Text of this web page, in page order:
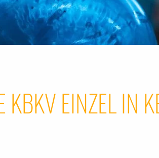
KBKV EINZEL IN